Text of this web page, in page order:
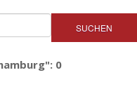
SUCHEN
0